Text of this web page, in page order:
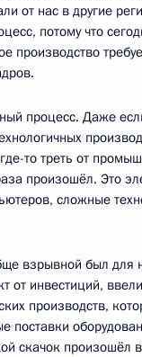
от нас в другие
потому что
производство
процесс. Даже
то треть от
произошёл. Это
сложные
взрывной был для
от инвестиций,
производств,
поставки
скачок произошёл